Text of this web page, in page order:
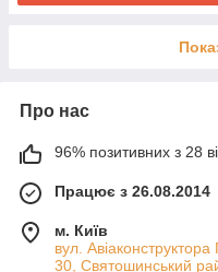
Про нас
96% позитивних з 28
Працює з 26.08.2014
м. Київ
вул.
30, Святошинський